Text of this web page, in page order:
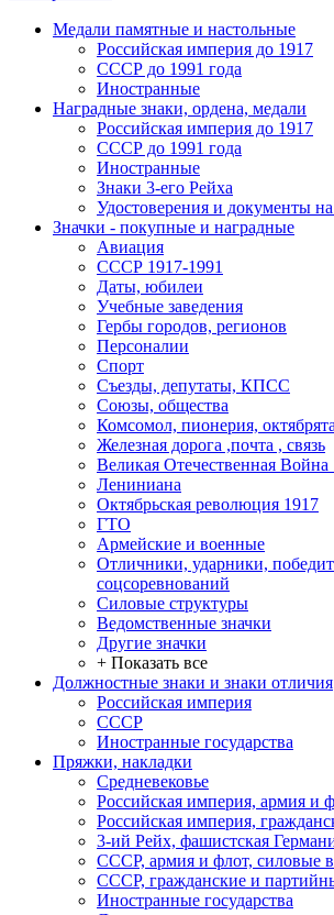
Медали памятные и настольные
Российская империя до 1917
СССР до 1991 года
Иностранные
Наградные знаки, ордена, медали
Российская империя до 1917
СССР до 1991 года
Иностранные
Знаки 3-его Рейха
Удостоверения и документы
Значки - покупные и наградные
Авиация
СССР 1917-1991
Даты, юбилеи
Учебные заведения
Гербы городов, регионов
Персоналии
Спорт
Съезды, депутаты, КПСС
Союзы, общества
Комсомол, пионерия, октябрята
Железная дорога ,почта , связь
Великая Отечественная Война
Лениниана
Октябрьская революция 1917
ГТО
Армейские и военные
Отличники, ударники,
соцсоревнований
Силовые структуры
Ведомственные значки
Другие значки
+ Показать все
Должностные знаки и знаки отличия
Российская империя
СССР
Иностранные государства
Пряжки, накладки
Средневековье
Российская империя, армия и
Российская империя,
3-ий Рейх, фашистская
СССР, армия и флот, силовые
СССР, гражданские и
Иностранные государства